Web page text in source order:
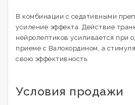
В комбинации с седативными
усиление эффекта. Действие
нейролептиков усиливается при
приеме с Валокордином, а
свою эффективность.
Условия продажи